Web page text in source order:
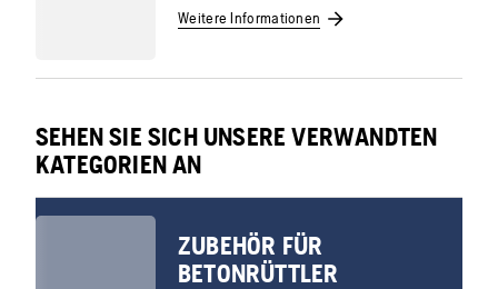
Weitere Informationen
SEHEN SIE SICH UNSERE VERWANDTEN
KATEGORIEN AN
ZUBEHÖR FÜR
BETONRÜTTLER